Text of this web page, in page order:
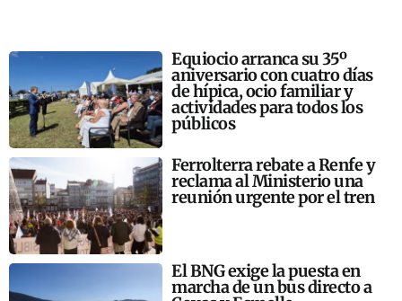
Equiocio arranca su 35º
aniversario con cuatro días
de hípica, ocio familiar y
actividades para todos los
públicos
Ferrolterra rebate a Renfe y
reclama al Ministerio una
reunión urgente por el tren
El BNG exige la puesta en
marcha de un bus directo a